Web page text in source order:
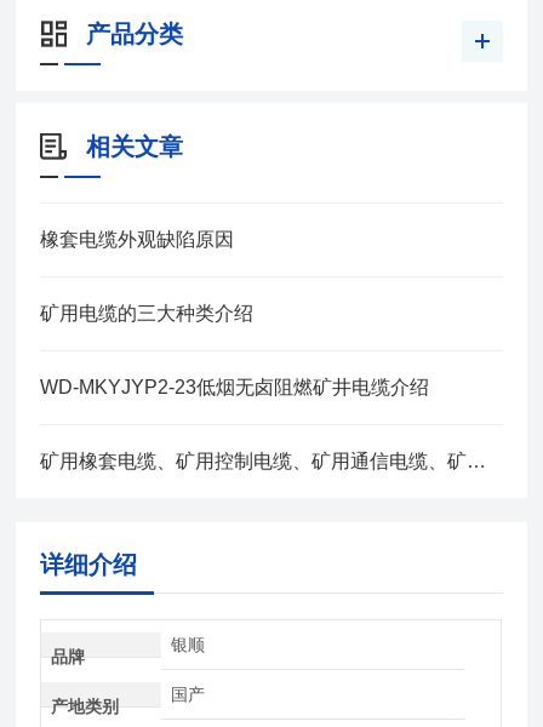
产品分类
相关文章
橡套电缆外观缺陷原因
矿用电缆的三大种类介绍
WD-MKYJYP2-23低烟无卤阻燃矿井电缆介绍
矿用橡套电缆、矿用控制电缆、矿用通信电缆、矿用电力电缆、矿用计算机电缆区别，看完不选错
详细介绍
品牌
银顺
产地类别
国产